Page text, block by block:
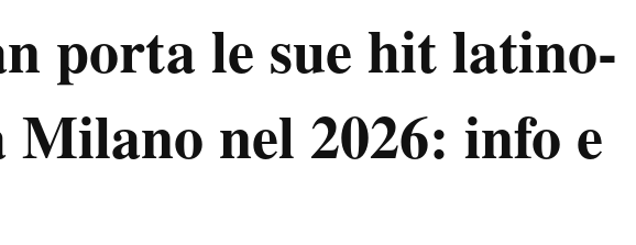
porta le sue hit latino-
Milano nel 2026: info e